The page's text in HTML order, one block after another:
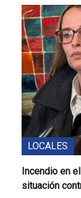
LOCALES
Incendio en
situación